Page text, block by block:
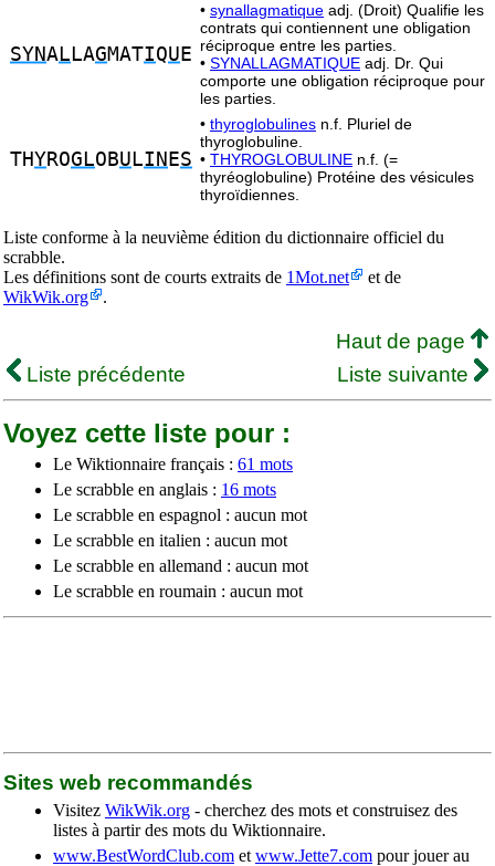
SYNAL LAGMATIQU E
• synallagmatique adj. (Droit) Qualifie les
contrats qui contiennent une obligation
réciproque entre les parties.
• SYNALLAGMATIQUE adj. Dr. Qui
comporte une obligation réciproque pour
les parties.
THYROGLOBU LIN ES
• thyroglobulines n.f. Pluriel de
thyroglobuline.
• THYROGLOBULINE n.f. (=
thyréoglobuline) Protéine des vésicules
thyroïdiennes.
Liste conforme à la neuvième édition du dictionnaire officiel du
scrabble.
Les définitions sont de courts extraits de 1Mot.net
et de
WikWik.org
.
Haut de page
Liste précédente
Liste suivante
Voyez cette liste pour :
Le Wiktionnaire français : 61 mots
Le scrabble en anglais : 16 mots
Le scrabble en espagnol : aucun mot
Le scrabble en italien : aucun mot
Le scrabble en allemand : aucun mot
Le scrabble en roumain : aucun mot
Sites web recommandés
Visitez WikWik.org - cherchez des mots et construisez des
listes à partir des mots du Wiktionnaire.
www.BestWordClub.com et www.Jette7.com pour jouer au